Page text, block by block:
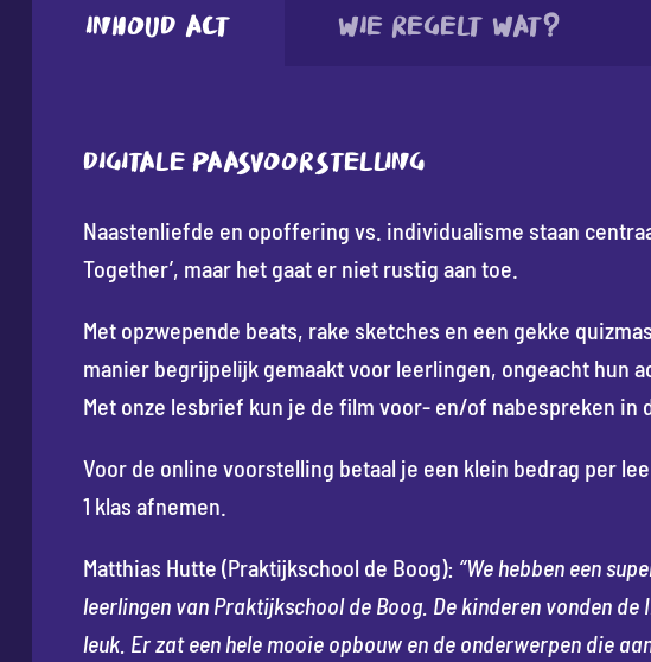
Inhoud act Wie regelt wat?
Digitale paasvoorstelling
Naastenliefde en opoffering vs. individualisme staan
Together’, maar het gaat er niet rustig aan toe.
Met opzwepende beats, rake sketches en een gekke
manier begrijpelijk gemaakt voor leerlingen, ongeacht hun
Met onze lesbrief kun je de film voor- en/of nabespreken in
Voor de online voorstelling betaal je een klein bedrag per
1 klas afnemen.
Matthias Hutte (Praktijkschool de Boog): “We hebben een
leerlingen van Praktijkschool de Boog. De kinderen vonden
leuk. Er zat een hele mooie opbouw en de onderwerpen die